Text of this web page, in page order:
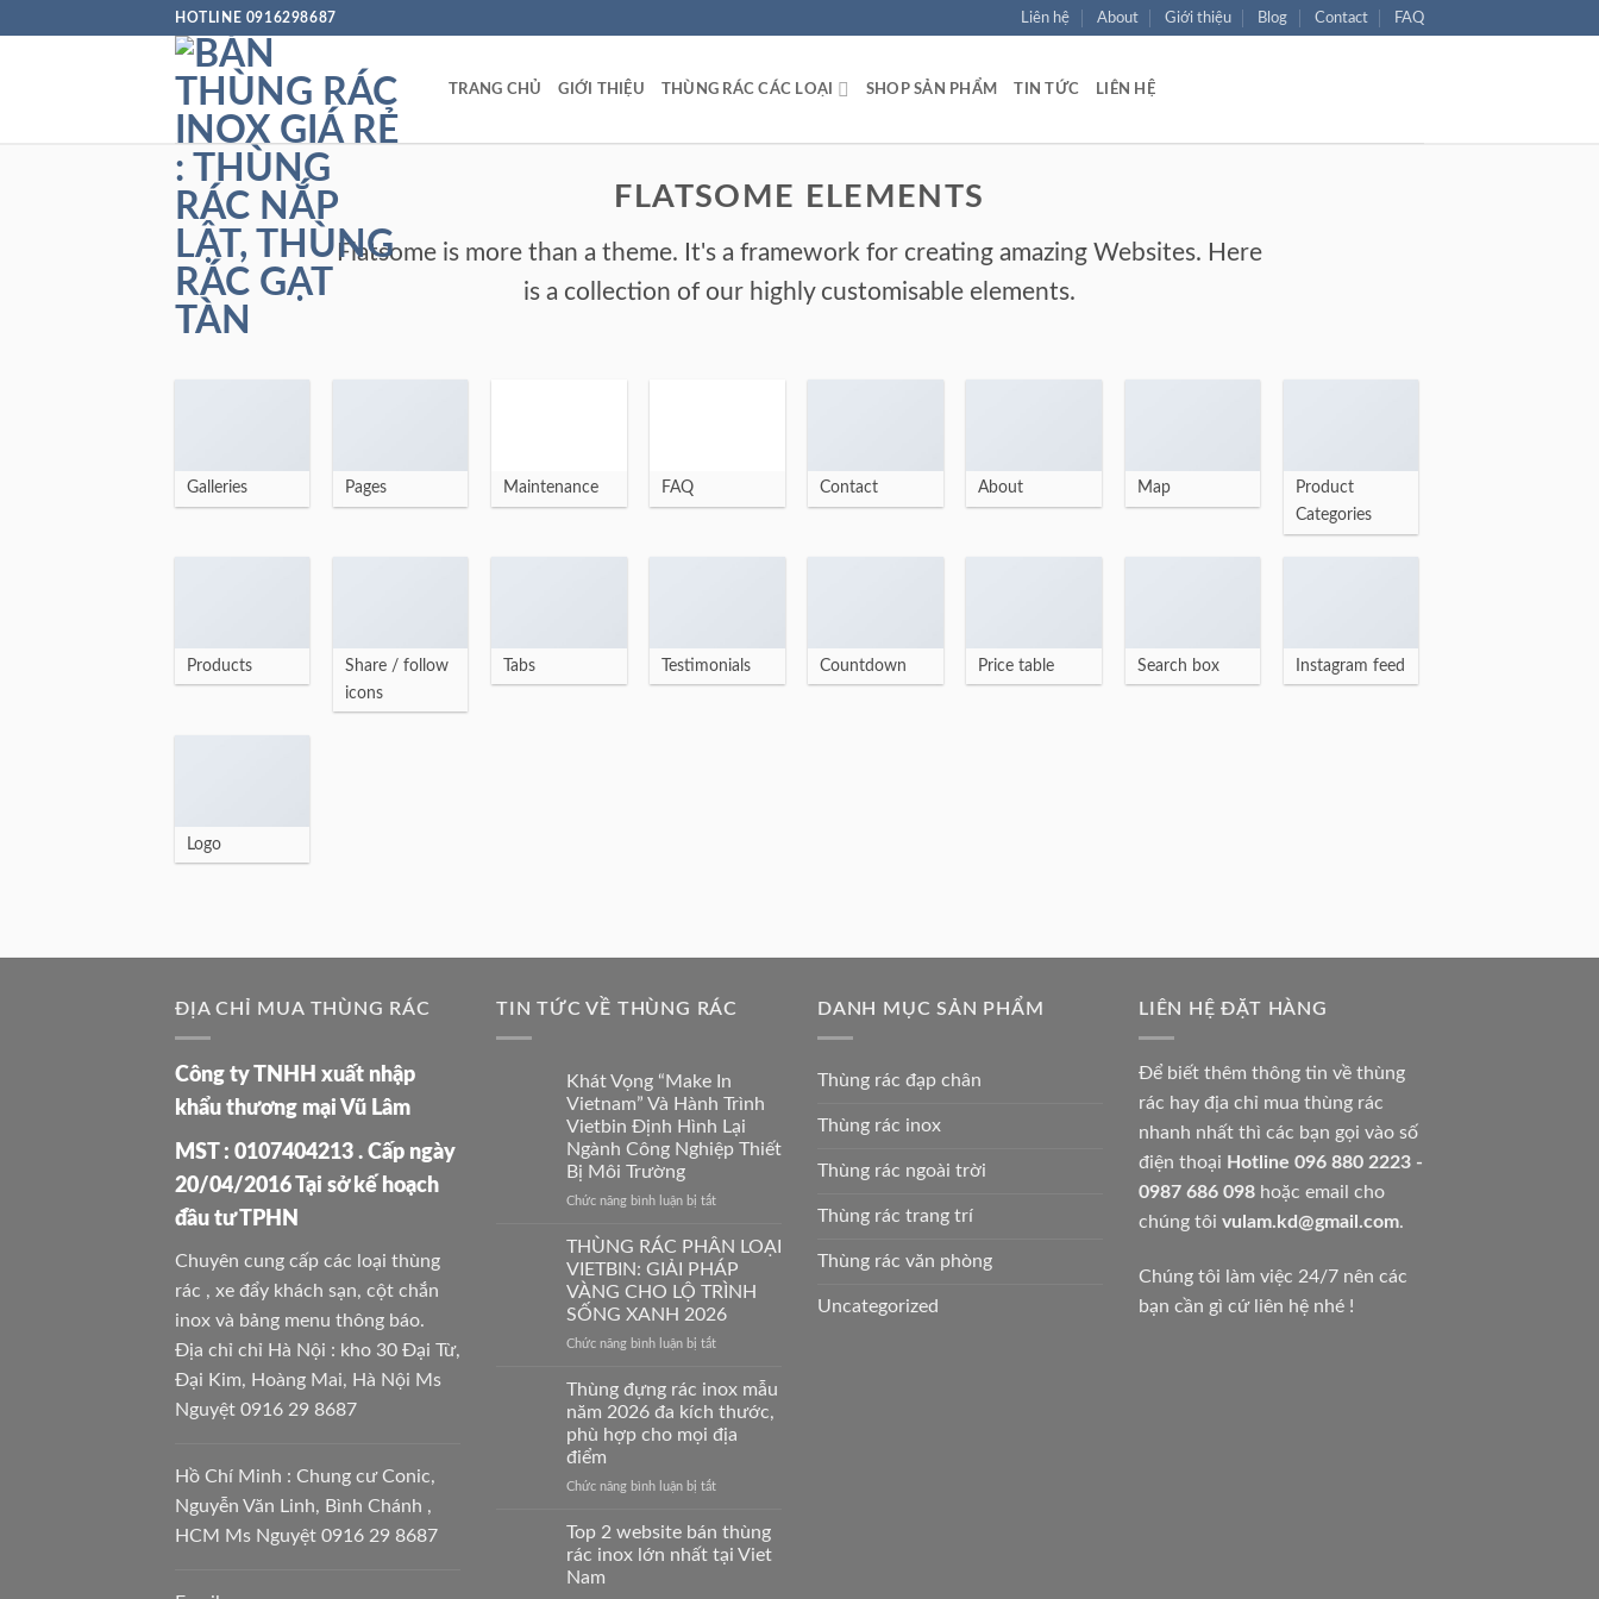
HOTLINE 0916298687 Liên hệ About Giới thiệu Blog Contact FAQ
TRANG CHỦ GIỚI THIỆU THÙNG RÁC CÁC LOẠI SHOP SẢN PHẨM TIN TỨC LIÊN HỆ
FLATSOME ELEMENTS
Flatsome is more than a theme. It's a framework for creating amazing Websites. Here
is a collection of our highly customisable elements.
Galleries Pages Maintenance FAQ Contact About Map
Product
Categories
Products
Share / follow
icons
Tabs Testimonials Countdown Price table Search box Instagram feed
Logo
ĐỊA CHỈ MUA THÙNG RÁC
Công ty TNHH xuất nhập
khẩu thương mại Vũ Lâm
MST : 0107404213 . Cấp ngày
20/04/2016 Tại sở kế hoạch
đầu tư TPHN
Chuyên cung cấp các loại thùng
rác , xe đẩy khách sạn, cột chắn
inox và bảng menu thông báo.
Địa chỉ chỉ Hà Nội : kho 30 Đại Từ,
Đại Kim, Hoàng Mai, Hà Nội Ms
Nguyệt 0916 29 8687
Hồ Chí Minh : Chung cư Conic,
Nguyễn Văn Linh, Bình Chánh ,
HCM Ms Nguyệt 0916 29 8687
TIN TỨC VỀ THÙNG RÁC
Khát Vọng “Make In
Vietnam” Và Hành Trình
Vietbin Định Hình Lại
Ngành Công Nghiệp Thiết
Bị Môi Trường
Chức năng bình luận bị tắt
Vọng
“Make
In
Vietnam”
Và
Định
Lại
Thiết
Môi
THÙNG RÁC PHÂN LOẠI
VIETBIN: GIẢI PHÁP
VÀNG CHO LỘ TRÌNH
SỐNG XANH 2026
Chức năng bình luận bị tắt
RÁC
PHÂN
VIETBIN:
CHO
LỘ
TRÌNH
Thùng đựng rác inox mẫu
năm 2026 đa kích thước,
phù hợp cho mọi địa
điểm
Chức năng bình luận bị tắt
đựng
rác
inox
Top 2 website bán thùng
rác inox lớn nhất tại Viet
Nam
DANH MỤC SẢN PHẨM
Thùng rác đạp chân
Thùng rác inox
Thùng rác ngoài trời
Thùng rác trang trí
Thùng rác văn phòng
Uncategorized
LIÊN HỆ ĐẶT HÀNG
Để biết thêm thông tin về thùng
rác hay địa chỉ mua thùng rác
nhanh nhất thì các bạn gọi vào số
điện thoại Hotline 096 880 2223 -
0987 686 098 hoặc email cho
chúng tôi vulam.kd@gmail.com.
Chúng tôi làm việc 24/7 nên các
bạn cần gì cứ liên hệ nhé !